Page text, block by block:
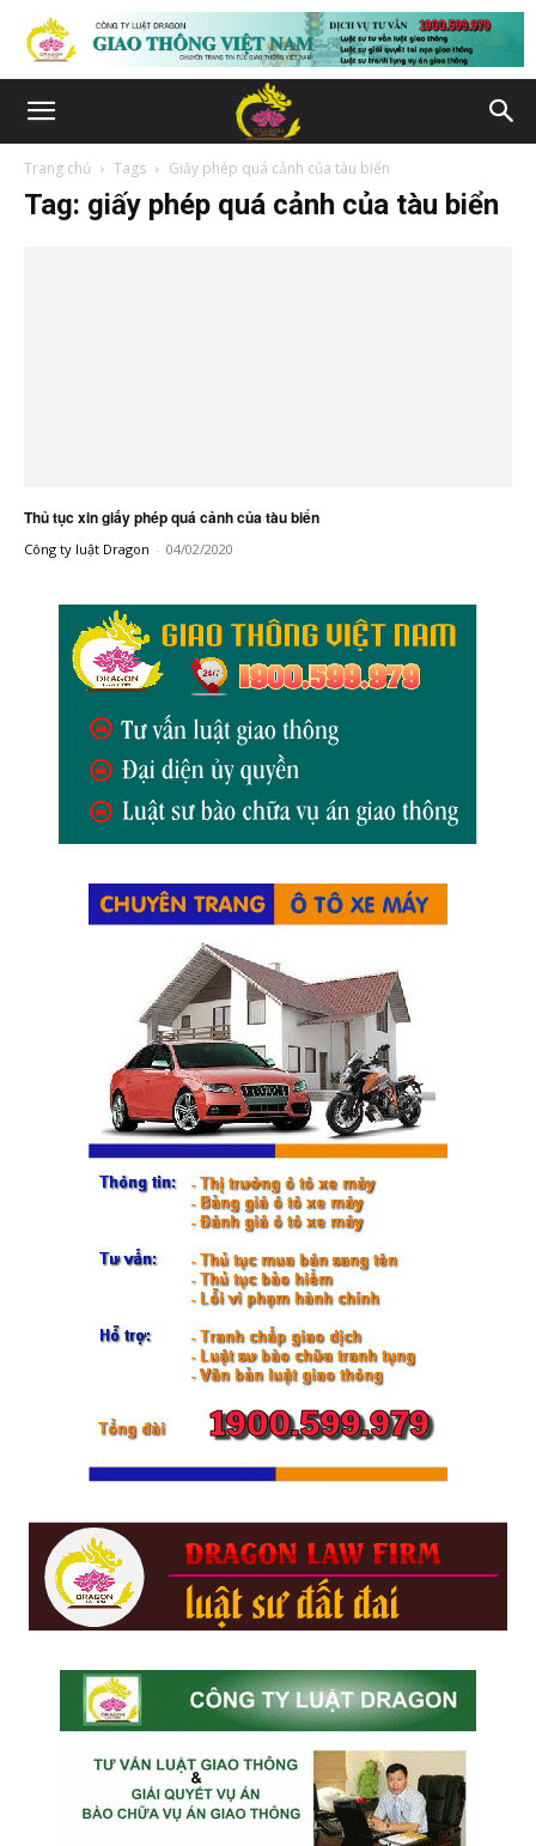
Trang chủ Tags Giấy phép quá cảnh của tàu biển
Tag: giấy phép quá cảnh của tàu biển
Thủ tục xin giấy phép quá cảnh của tàu biển
Công ty luật Dragon - 04/02/2020